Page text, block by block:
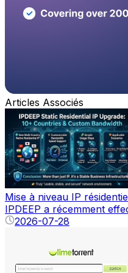
Articles Associés
Mise à niveau IP
IPDEEP a récemment
2026-07-28